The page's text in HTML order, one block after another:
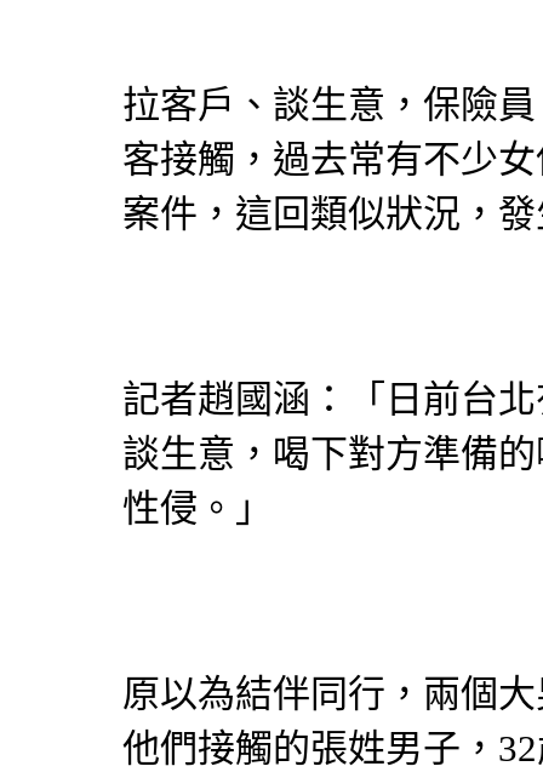
拉客戶、談生意，保險
客接觸，過去常有不少
案件，這回類似狀況，
記者趙國涵：「日前台
談生意，喝下對方準備
性侵。」
原以為結伴同行，兩個
他們接觸的張姓男子，